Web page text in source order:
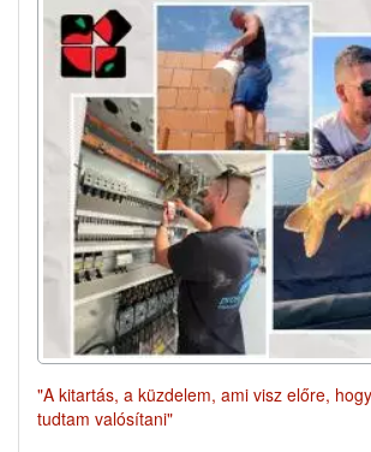
"A kitartás, a küzdelem, ami visz előre,
tudtam valósítani"